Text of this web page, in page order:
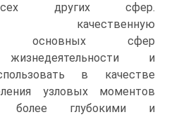
других сфер.
качест­венную
основных сфер
и
в качестве
узловых мо­ментов
более глубокими и